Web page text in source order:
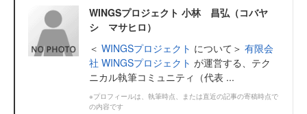
WINGSプロジェクト 小林 昌弘（コバヤ
シ マサヒロ）
＜ WINGSプロジェクト について＞ 有限会
社 WINGSプロジェクト が運営する、テク
ニカル執筆コミュニティ（代表 ...
※プロフィールは、執筆時点、または直近の記事の寄稿時点で
の内容です